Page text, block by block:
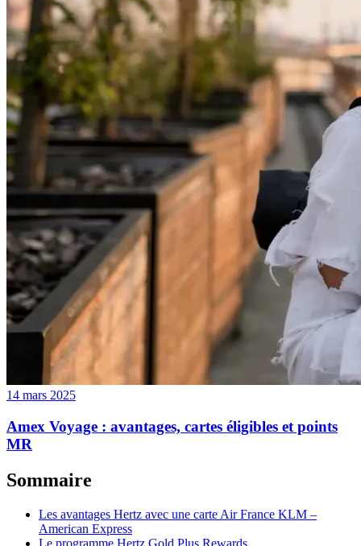
14 mars 2025
Amex Voyage : avantages, cartes éligibles et points
MR
Sommaire
Les avantages Hertz avec une carte Air France KLM –
American Express
Le programme Hertz Gold Plus Rewards